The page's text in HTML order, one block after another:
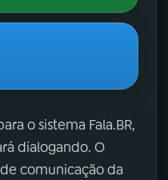
o sistema Fala.BR,
dialogando. O
comunicação da